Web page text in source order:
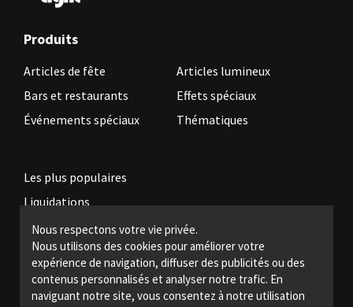
Nous respectons votre vie privée.
Nous utilisons des cookies pour améliorer votre
expérience de navigation, diffuser des publicités ou des
contenus personnalisés et analyser notre trafic. En
naviguant notre site, vous consentez à notre utilisation
Produits
Articles de fête
Articles lumineux
Bars et restaurants
Effets spéciaux
Événements spéciaux
Thématiques
Les plus populaires
Liquidations
Devenez revendeur
Politiques légales
Nous joindre